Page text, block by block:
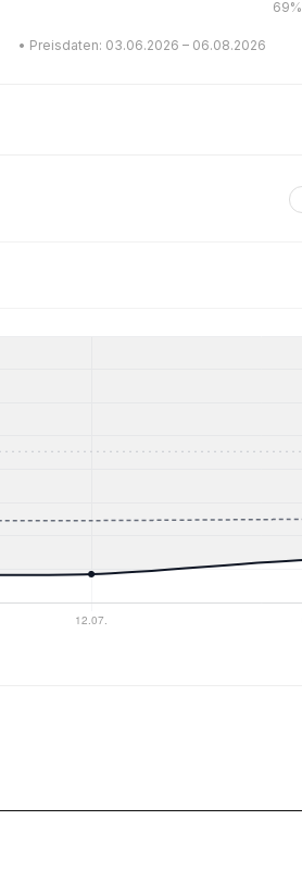
69%
• Preisdaten: 03.06.2026 – 06.08.2026